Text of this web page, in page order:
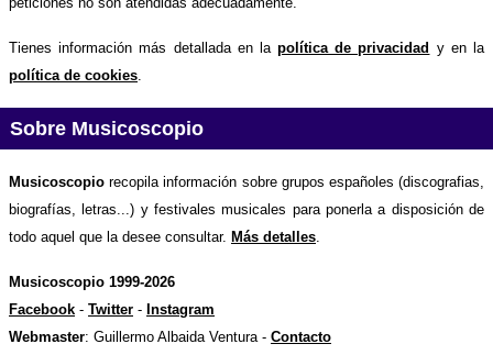
Tienes información más detallada en lapolítica de privacidad y en la
política de cookies
Sobre Musicoscopio
Musicoscopio recopila información sobre grupos españoles (discografias,
biografías, letras...) y festivales musicales para ponerla a disposición de
todo aquel que la desee consultar. Más detalles.
Musicoscopio 1999-2026
Facebook - Twitter - Instagram
Webmaster: Guillermo Albaida Ventura - Contacto